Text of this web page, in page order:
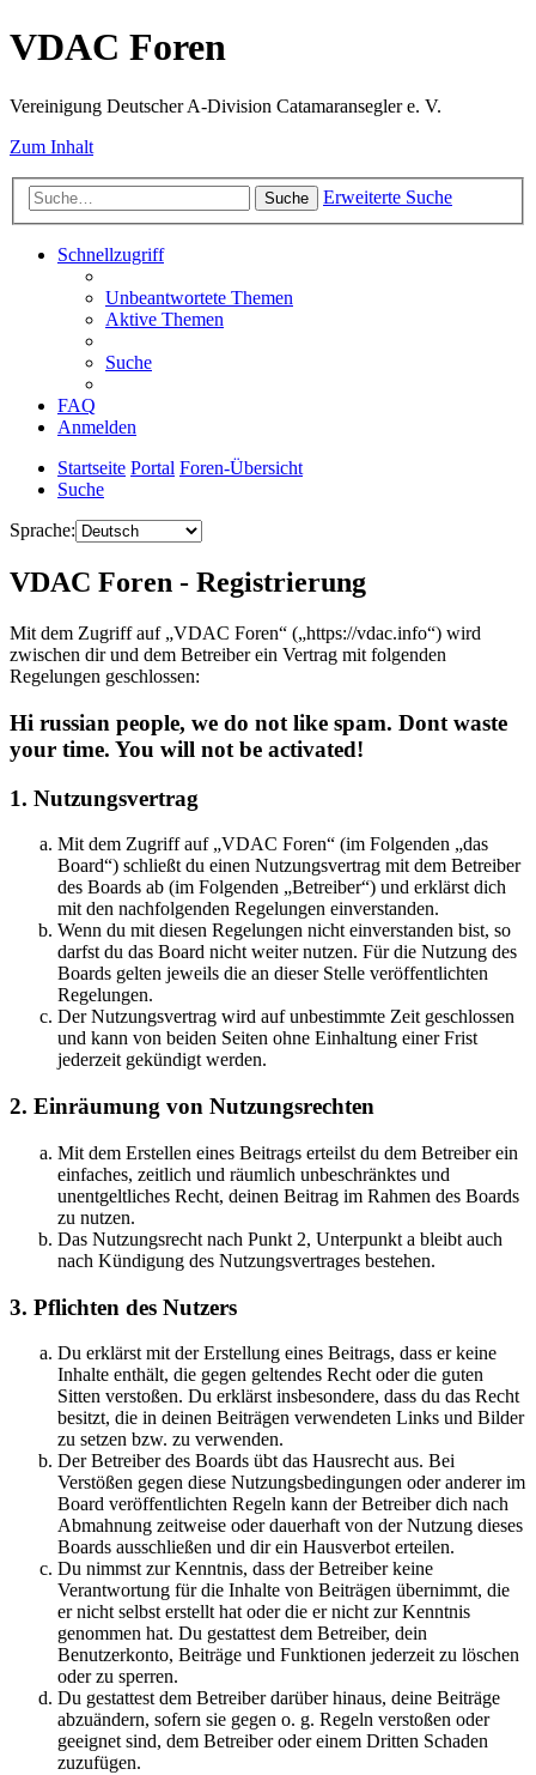
VDAC Foren
Vereinigung Deutscher A-Division Catamaransegler e. V.
Zum Inhalt
Suche Erweiterte Suche
Schnellzugriff
Unbeantwortete Themen
Aktive Themen
Suche
FAQ
Anmelden
Startseite Portal Foren-Übersicht
Suche
Sprache:
VDAC Foren - Registrierung
Mit dem Zugriff auf „VDAC Foren“ („https://vdac.info“) wird
zwischen dir und dem Betreiber ein Vertrag mit folgenden
Regelungen geschlossen:
Hi russian people, we do not like spam. Dont waste
your time. You will not be activated!
1. Nutzungsvertrag
Mit dem Zugriff auf „VDAC Foren“ (im Folgenden „das
Board“) schließt du einen Nutzungsvertrag mit dem Betreiber
des Boards ab (im Folgenden „Betreiber“) und erklärst dich
mit den nachfolgenden Regelungen einverstanden.
Wenn du mit diesen Regelungen nicht einverstanden bist, so
darfst du das Board nicht weiter nutzen. Für die Nutzung des
Boards gelten jeweils die an dieser Stelle veröffentlichten
Regelungen.
Der Nutzungsvertrag wird auf unbestimmte Zeit geschlossen
und kann von beiden Seiten ohne Einhaltung einer Frist
jederzeit gekündigt werden.
2. Einräumung von Nutzungsrechten
Mit dem Erstellen eines Beitrags erteilst du dem Betreiber ein
einfaches, zeitlich und räumlich unbeschränktes und
unentgeltliches Recht, deinen Beitrag im Rahmen des Boards
zu nutzen.
Das Nutzungsrecht nach Punkt 2, Unterpunkt a bleibt auch
nach Kündigung des Nutzungsvertrages bestehen.
3. Pflichten des Nutzers
Du erklärst mit der Erstellung eines Beitrags, dass er keine
Inhalte enthält, die gegen geltendes Recht oder die guten
Sitten verstoßen. Du erklärst insbesondere, dass du das Recht
besitzt, die in deinen Beiträgen verwendeten Links und Bilder
zu setzen bzw. zu verwenden.
Der Betreiber des Boards übt das Hausrecht aus. Bei
Verstößen gegen diese Nutzungsbedingungen oder anderer im
Board veröffentlichten Regeln kann der Betreiber dich nach
Abmahnung zeitweise oder dauerhaft von der Nutzung dieses
Boards ausschließen und dir ein Hausverbot erteilen.
Du nimmst zur Kenntnis, dass der Betreiber keine
Verantwortung für die Inhalte von Beiträgen übernimmt, die
er nicht selbst erstellt hat oder die er nicht zur Kenntnis
genommen hat. Du gestattest dem Betreiber, dein
Benutzerkonto, Beiträge und Funktionen jederzeit zu löschen
oder zu sperren.
Du gestattest dem Betreiber darüber hinaus, deine Beiträge
abzuändern, sofern sie gegen o. g. Regeln verstoßen oder
geeignet sind, dem Betreiber oder einem Dritten Schaden
zuzufügen.